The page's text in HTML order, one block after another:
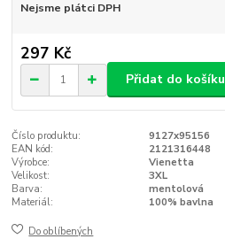
Nejsme plátci DPH
297 Kč
Přidat do košíku
Číslo produktu:
9127x95156
EAN kód:
2121316448
Výrobce:
Vienetta
Velikost:
3XL
Barva:
mentolová
Materiál:
100% bavlna
Do oblíbených